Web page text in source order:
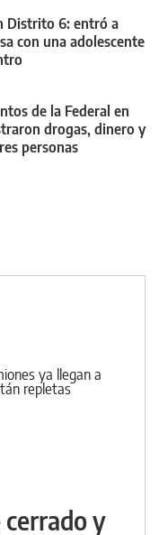
Distrito 6: entró a
con una adolescente
de la Federal en
drogas, dinero y
personas
y